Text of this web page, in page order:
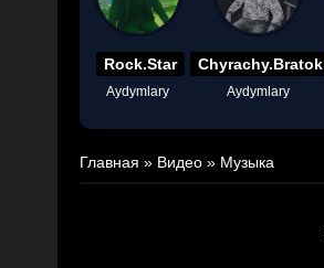
Rock.Star
Aydymlary
Chyrachy.Bratok
Aydymlary
Главная » Видео » Музыка